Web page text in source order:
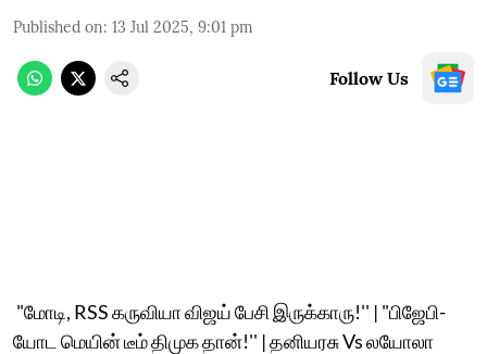
Published on: 13 Jul 2025, 9:01 pm
Follow Us
"மோடி, RSS கருவியா விஜய் பேசி இருக்காரு!'' | "பிஜேபி-
யோட மெயின் டீம் திமுக தான்!'' | தனியரசு Vs லயோலா